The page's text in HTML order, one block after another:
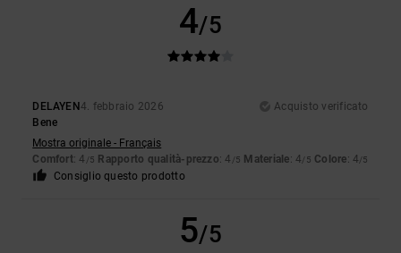
4/5
DELAYEN 4. febbraio 2026
Acquisto verificato
Bene
Mostra originale - Français
Comfort: 4 /5 Rapporto qualità-prezzo: 4 /5 Materiale: 4/5 Colore: 4/5
Consiglio questo prodotto
5/5